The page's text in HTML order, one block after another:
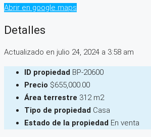
Abrir en google maps
Detalles
Actualizado en julio 24, 2024 a 3:58 am
ID propiedad BP-20600
Precio $655,000.00
Área terrestre 312 m2
Tipo de propiedad Casa
Estado de la propiedad En venta